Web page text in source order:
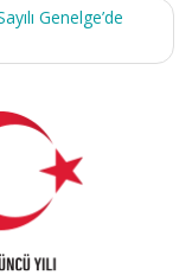
Genelge’de